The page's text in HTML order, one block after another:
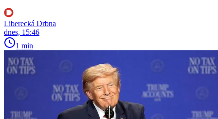
Liberecká Drbna
dnes, 15:46
1 min